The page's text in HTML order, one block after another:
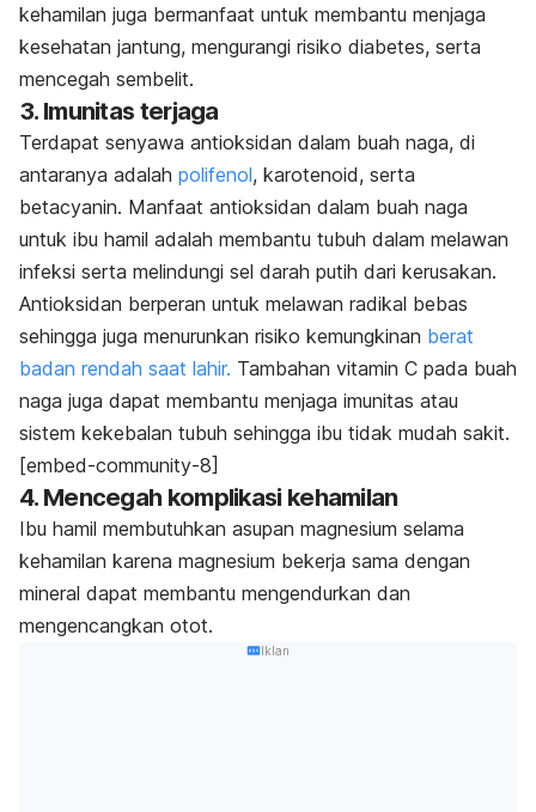
kehamilan juga bermanfaat untuk membantu menjaga
kesehatan jantung, mengurangi risiko diabetes, serta
mencegah sembelit.
3. Imunitas terjaga
Terdapat senyawa antioksidan dalam buah naga, di
antaranya adalah polifenol, karotenoid, serta
betacyanin. Manfaat antioksidan dalam buah naga
untuk ibu hamil adalah membantu tubuh dalam melawan
infeksi serta melindungi sel darah putih dari kerusakan.
Antioksidan berperan untuk melawan radikal bebas
sehingga juga menurunkan risiko kemungkinan berat
badan rendah saat lahir. Tambahan vitamin C pada buah
naga juga dapat membantu menjaga imunitas atau
sistem kekebalan tubuh sehingga ibu tidak mudah sakit.
[embed-community-8]
4. Mencegah komplikasi kehamilan
Ibu hamil membutuhkan asupan magnesium selama
kehamilan karena magnesium bekerja sama dengan
mineral dapat membantu mengendurkan dan
mengencangkan otot.
Iklan